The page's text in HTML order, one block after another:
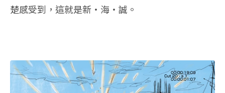
楚感受到，這就是新‧海‧誠。